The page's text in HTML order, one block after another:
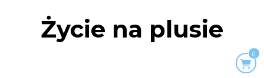
Życie na plusie
0